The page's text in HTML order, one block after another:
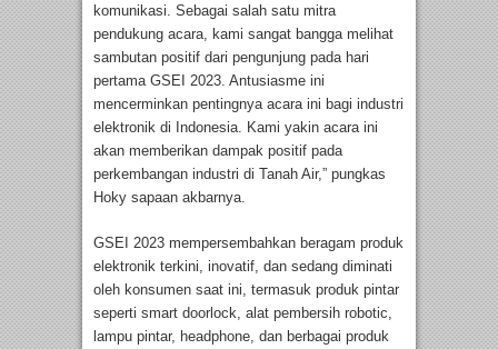
komunikasi. Sebagai salah satu mitra
pendukung acara, kami sangat bangga melihat
sambutan positif dari pengunjung pada hari
pertama GSEI 2023. Antusiasme ini
mencerminkan pentingnya acara ini bagi industri
elektronik di Indonesia. Kami yakin acara ini
akan memberikan dampak positif pada
perkembangan industri di Tanah Air,” pungkas
Hoky sapaan akbarnya.
GSEI 2023 mempersembahkan beragam produk
elektronik terkini, inovatif, dan sedang diminati
oleh konsumen saat ini, termasuk produk pintar
seperti smart doorlock, alat pembersih robotic,
lampu pintar, headphone, dan berbagai produk